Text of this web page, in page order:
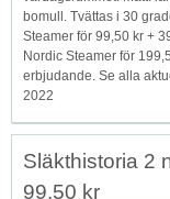
bomull. Tvättas i 30
Steamer för 99,50 kr +
Nordic Steamer för
erbjudande. Se alla
2022
Släkthistoria 2
99,50 kr